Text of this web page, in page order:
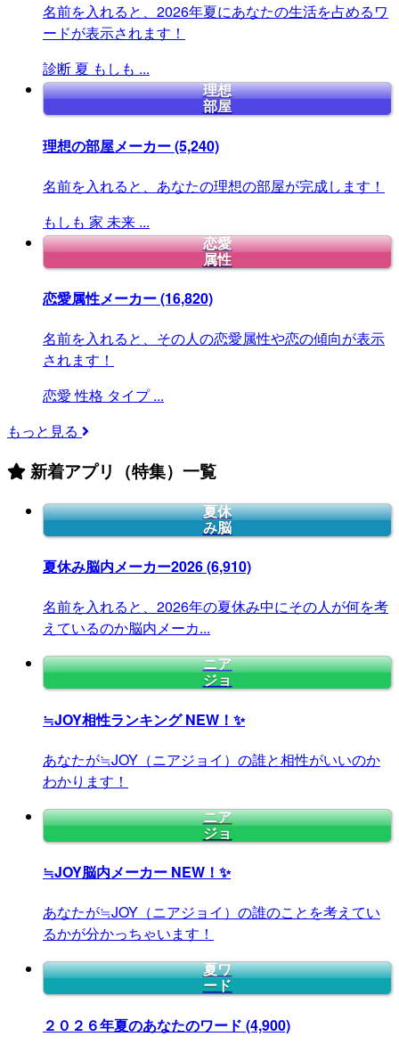
名前を入れると、2026年夏にあなたの生活を占めるワ
ードが表示されます！
診断 夏 もしも ...
理想
部屋
理想の部屋メーカー(5,240)
名前を入れると、あなたの理想の部屋が完成します！
もしも 家 未来 ...
恋愛
属性
恋愛属性メーカー(16,820)
名前を入れると、その人の恋愛属性や恋の傾向が表示
されます！
恋愛 性格 タイプ ...
もっと見る
新着アプリ（特集）一覧
夏休
み脳
夏休み脳内メーカー2026(6,910)
名前を入れると、2026年の夏休み中にその人が何を考
えているのか脳内メーカ...
ニア
ジョ
≒JOY相性ランキングNEW！✨
あなたが≒JOY（ニアジョイ）の誰と相性がいいのか
わかります！
ニア
ジョ
≒JOY脳内メーカー NEW！✨
あなたが≒JOY（ニアジョイ）の誰のことを考えてい
るかが分かっちゃいます！
夏ワ
ード
２０２６年夏のあなたのワード (4,900)